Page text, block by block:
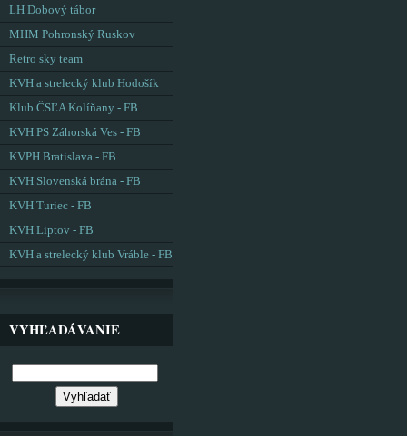
LH Dobový tábor
MHM Pohronský Ruskov
Retro sky team
KVH a strelecký klub Hodošík
Klub ČSĽA Kolíňany - FB
KVH PS Záhorská Ves - FB
KVPH Bratislava - FB
KVH Slovenská brána - FB
KVH Turiec - FB
KVH Liptov - FB
KVH a strelecký klub Vráble - FB
VYHĽADÁVANIE